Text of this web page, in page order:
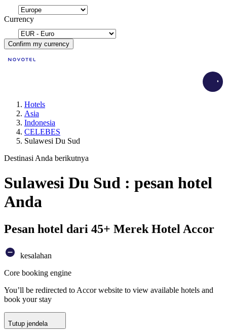
Currency
Confirm my currency
Hotels
Asia
Indonesia
CELEBES
Sulawesi Du Sud
Destinasi Anda berikutnya
Sulawesi Du Sud : pesan hotel
Anda
Pesan hotel dari 45+ Merek Hotel Accor
kesalahan
Core booking engine
You’ll be redirected to Accor website to view available hotels and
book your stay
Tutup jendela